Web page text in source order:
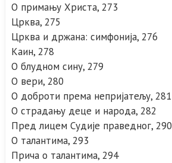
О примању Христа, 273
Црква, 275
Црква и држана: симфонија, 276
Каин, 278
О блудном сину, 279
О вери, 280
О доброти према непријатељу, 281
О страдању деце и народа, 282
Пред лицем Судије праведног, 290
О талантима, 293
Прича о талантима, 294